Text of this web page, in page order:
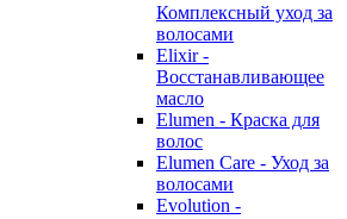
Комплексный уход за
волосами
Elixir -
Восстанавливающее
масло
Elumen - Краска для
волос
Elumen Care - Уход за
волосами
Evolution -